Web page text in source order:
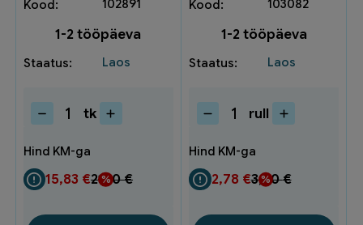
102891
1-2 tööpäeva
Laos
Riiv
must
L-
210mm
kogus
tk
21,10€
15,83 €
103082
1-2 tööpäeva
Laos
Prügikott
must
5tk
KP3001
(10)
rull
3,70€
2,78 €